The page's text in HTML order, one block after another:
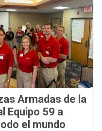
Armadas de la
Equipo 59 a
el mundo